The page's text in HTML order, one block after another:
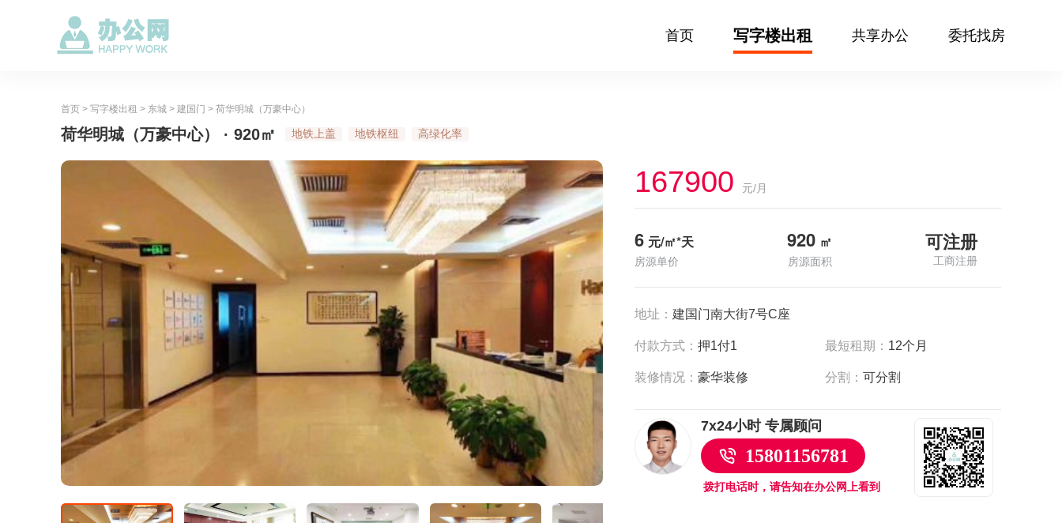
首页 写字楼出租 共享办公 委托找房
首页 > 写字楼出租 > 东城 > 建国门 > 荷华明城（万豪中心）
荷华明城（万豪中心） · 920㎡ 地铁上盖 地铁枢纽 高绿化率
167900 元/月
6 元/㎡*天
房源单价
920 ㎡
房源面积
可注册
工商注册
地址： 建国门南大街7号C座
付款方式： 押1付1 最短租期： 12个月
装修情况： 豪华装修 分割：可分割
7x24小时 专属顾问
15801156781
拨打电话时，请告知在办公网上看到